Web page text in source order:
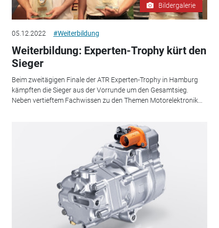
Bildergalerie
05.12.2022 #Weiterbildung
Weiterbildung: Experten-Trophy kürt den
Sieger
Beim zweitägigen Finale der ATR Experten-Trophy in Hamburg
kämpften die Sieger aus der Vorrunde um den Gesamtsieg.
Neben vertieftem Fachwissen zu den Themen Motorelektronik...